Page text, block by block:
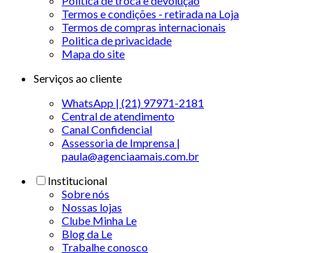
Termos e condições - retirada na Loja
Termos de compras internacionais
Politica de privacidade
Mapa do site
Serviços ao cliente
WhatsApp | (21) 97971-2181
Central de atendimento
Canal Confidencial
Assessoria de Imprensa |
paula@agenciaamais.com.br
Institucional
Sobre nós
Nossas lojas
Clube Minha Le
Blog da Le
Trabalhe conosco